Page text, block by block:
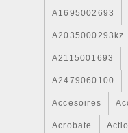
A1695002693
A2035000293kz
A2115001693
A2479060100
Accesoires
Acrobate